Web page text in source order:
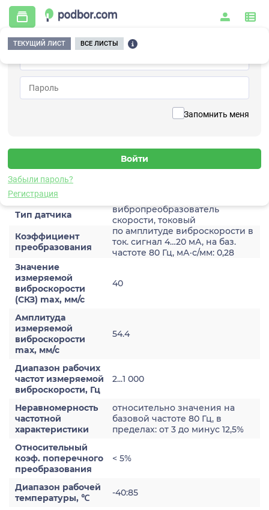
Запомнить меня
Забыли пароль?
Регистрация
ТЕКУЩИЙ ЛИСТ ВСЕ ЛИСТЫ
Главная / Контрольно-измерительные приборы и автоматика / Датчики /
Виброскорости / 2A202TM-40(T)
Датчик виброскороости
Характеристики
Тип датчика
вибропреобразователь
скорости, токовый
Коэффициент
преобразования
по амплитуде виброскорости в
ток. сигнал 4…20 мА, на баз.
частоте 80 Гц, мА·с/мм: 0,28
Значение
измеряемой
виброскорости
(СКЗ) max, мм/с
40
Амплитуда
измеряемой
виброскорости
max, мм/с
54.4
Диапазон рабочих
частот измеряемой
виброскорости, Гц
2...1 000
Неравномерность
частотной
характеристики
относительно значения на
базовой частоте 80 Гц, в
пределах: от 3 до минус 12,5%
Относительный
коэф. поперечного
преобразования
< 5%
Диапазон рабочей
температуры, ℃
-40:85